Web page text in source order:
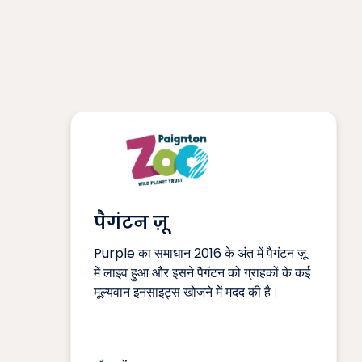
पैगंटन ज़ू
Purple का समाधान 2016 के अंत में पैगंटन ज़ू
में लाइव हुआ और इसने पैगंटन को ग्राहकों के कई
मूल्यवान इनसाइट्स खोजने में मदद की है।